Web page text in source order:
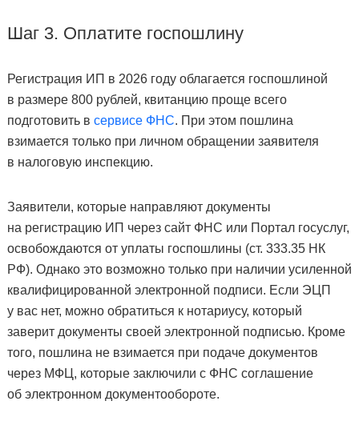
Шаг 3. Оплатите госпошлину
Регистрация ИП в 2026 году облагается госпошлиной
в размере 800 рублей, квитанцию проще всего
подготовить в сервисе ФНС. При этом пошлина
взимается только при личном обращении заявителя
в налоговую инспекцию.
Заявители, которые направляют документы
на регистрацию ИП через сайт ФНС или Портал госуслуг,
освобождаются от уплаты госпошлины (ст. 333.35 НК
РФ). Однако это возможно только при наличии усиленной
квалифицированной электронной подписи. Если ЭЦП
у вас нет, можно обратиться к нотариусу, который
заверит документы своей электронной подписью. Кроме
того, пошлина не взимается при подаче документов
через МФЦ, которые заключили с ФНС соглашение
об электронном документообороте.